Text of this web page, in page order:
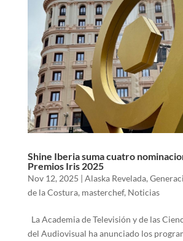
Shine Iberia suma cuatro
Premios Iris 2025
Nov 12, 2025 | Alaska Revelada,
de la Costura, masterchef, Noticias
La Academia de Televisión y de las
del Audiovisual ha anunciado los